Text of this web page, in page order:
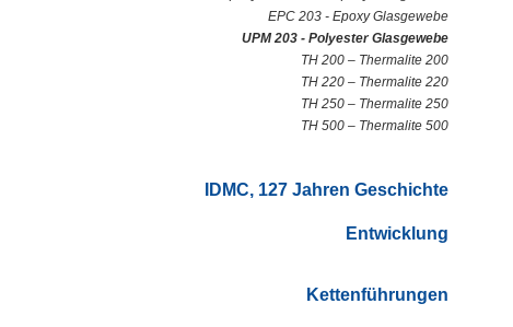
EPC 203 - Epoxy Glasgewebe
UPM 203 - Polyester Glasgewebe
TH 200 – Thermalite 200
TH 220 – Thermalite 220
TH 250 – Thermalite 250
TH 500 – Thermalite 500
IDMC, 127 Jahren Geschichte
Entwicklung
Kettenführungen